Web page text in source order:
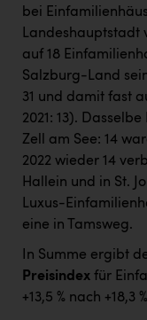
bei
Landeshauptstadt
auf 18
Salzburg-Land
31 und damit fast
2021: 13).
Zell am See: 14
2022 wieder 14
Hallein und in St.
Luxus-
eine in Tamsweg.
In Summe ergibt
Preisindex für
+13,5 % nach +18,3